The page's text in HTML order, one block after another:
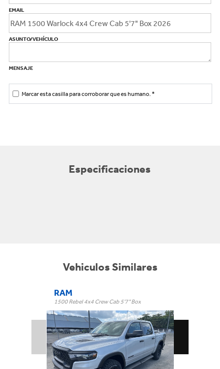
EMAIL
ASUNTO/VEHÍCULO
MENSAJE
Marcar esta casilla para corroborar que es humano.*
Especificaciones
Vehiculos Similares
RAM
1500 Rebel 4x4 Crew Cab 5'7" Box
Trim: Rebel 4x4 Crew Cab 5'7" Box
Trans: Automatic